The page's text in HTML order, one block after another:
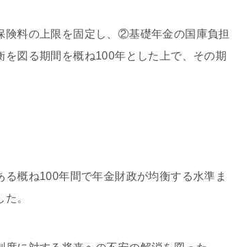
料の上限を固定し、②基礎年金の国庫負担
図る期間を概ね100年とした上で、その期
概ね100年間で年金財政が均衡する水準ま
。